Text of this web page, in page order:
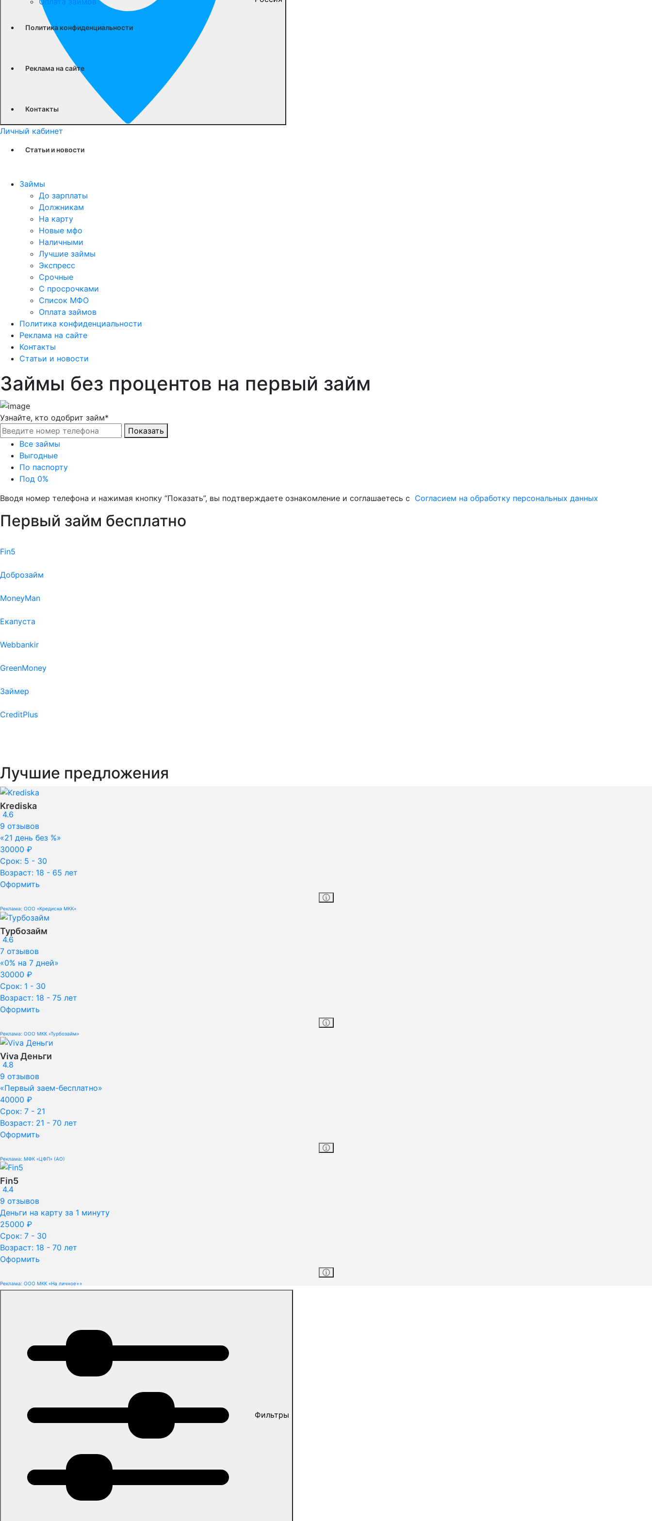
Личный кабинет
Политика конфиденциальности
Реклама на сайте
Контакты
Статьи и новости
Займы
До зарплаты
Должникам
На карту
Новые мфо
Наличными
Лучшие займы
Экспресс
Срочные
С просрочками
Список МФО
Оплата займов
Политика конфиденциальности
Реклама на сайте
Контакты
Статьи и новости
Займы без процентов на первый займ
Узнайте, кто одобрит займ*
Показать
Все займы
Выгодные
По паспорту
Под 0%
Вводя номер телефона и нажимая кнопку “Показать”, вы подтверждаете ознакомление и соглашаетесь с Согласием на обработку персональных данных
Первый займ бесплатно
Fin5
Доброзайм
MoneyMan
Екапуста
Webbankir
GreenMoney
Займер
CreditPlus
Лучшие предложения
Krediska
4.6
9 отзывов
«21 день без %»
30000 ₽
Срок: 5 - 30
Возраст: 18 - 65 лет
Оформить
Реклама: ООО «Кредиска МКК»
Турбозайм
4.6
7 отзывов
«0% на 7 дней»
30000 ₽
Срок: 1 - 30
Возраст: 18 - 75 лет
Оформить
Реклама: ООО МКК «Турбозайм»
Viva Деньги
4.8
9 отзывов
«Первый заем-бесплатно»
40000 ₽
Срок: 7 - 21
Возраст: 21 - 70 лет
Оформить
Реклама: МФК «ЦФП» (АО)
Fin5
4.4
9 отзывов
Деньги на карту за 1 минуту
25000 ₽
Срок: 7 - 30
Возраст: 18 - 70 лет
Оформить
Реклама: ООО МКК «На личное+»
Фильтры